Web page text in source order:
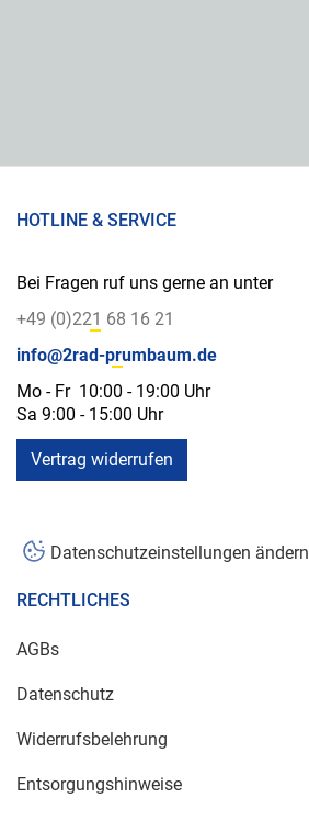
HOTLINE & SERVICE
Bei Fragen ruf uns gerne an unter
+49 (0)221 68 16 21
info@2rad-prumbaum.de
Mo - Fr 10:00 - 19:00 Uhr
Sa 9:00 - 15:00 Uhr
Vertrag widerrufen
Datenschutzeinstellungen ändern
RECHTLICHES
AGBs
Datenschutz
Widerrufsbelehrung
Entsorgungshinweise